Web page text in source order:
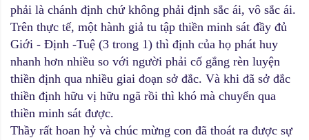
phải là chánh định chứ không phải định sắc ái, vô sắc ái.
Trên thực tế, một hành giả tu tập thiền minh sát đầy đủ
Giới - Định -Tuệ (3 trong 1) thì định của họ phát huy
nhanh hơn nhiều so với người phải cố gắng rèn luyện
thiền định qua nhiều giai đoạn sở đắc. Và khi đã sở đắc
thiền định hữu vị hữu ngã rồi thì khó mà chuyển qua
thiền minh sát được.
Thầy rất hoan hỷ và chúc mừng con đã thoát ra được sự